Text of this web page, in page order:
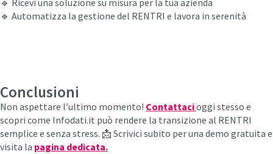
🔹 Ricevi una soluzione su misura per la tua azienda
🔹 Automatizza la gestione del RENTRI e lavora in serenità
Conclusioni
Non aspettare l’ultimo momento! Contattacioggi stesso e
scopri come Infodati.it può rendere la transizione al RENTRI
semplice e senza stress. 📩 Scrivici subito per una demo gratuita e
visita la pagina dedicata.